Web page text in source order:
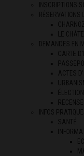
INSCRIPTIONS
RÉSERVATIONS
LE
DEMANDES EN
CARTE
ACTES
INFOS PRATIQUES
SANTÉ